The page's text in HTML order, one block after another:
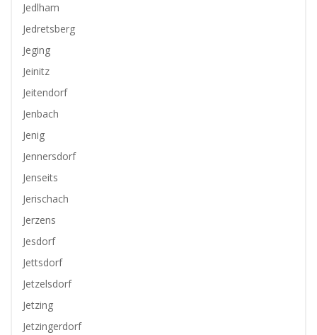
Jedlham
Jedretsberg
Jeging
Jeinitz
Jeitendorf
Jenbach
Jenig
Jennersdorf
Jenseits
Jerischach
Jerzens
Jesdorf
Jettsdorf
Jetzelsdorf
Jetzing
Jetzingerdorf